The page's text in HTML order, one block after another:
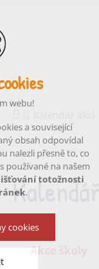
Akce školy
webu!
a související
obsah odpovídal
nalezli přesně to, co
používané na našem
totožnosti
.
cookies